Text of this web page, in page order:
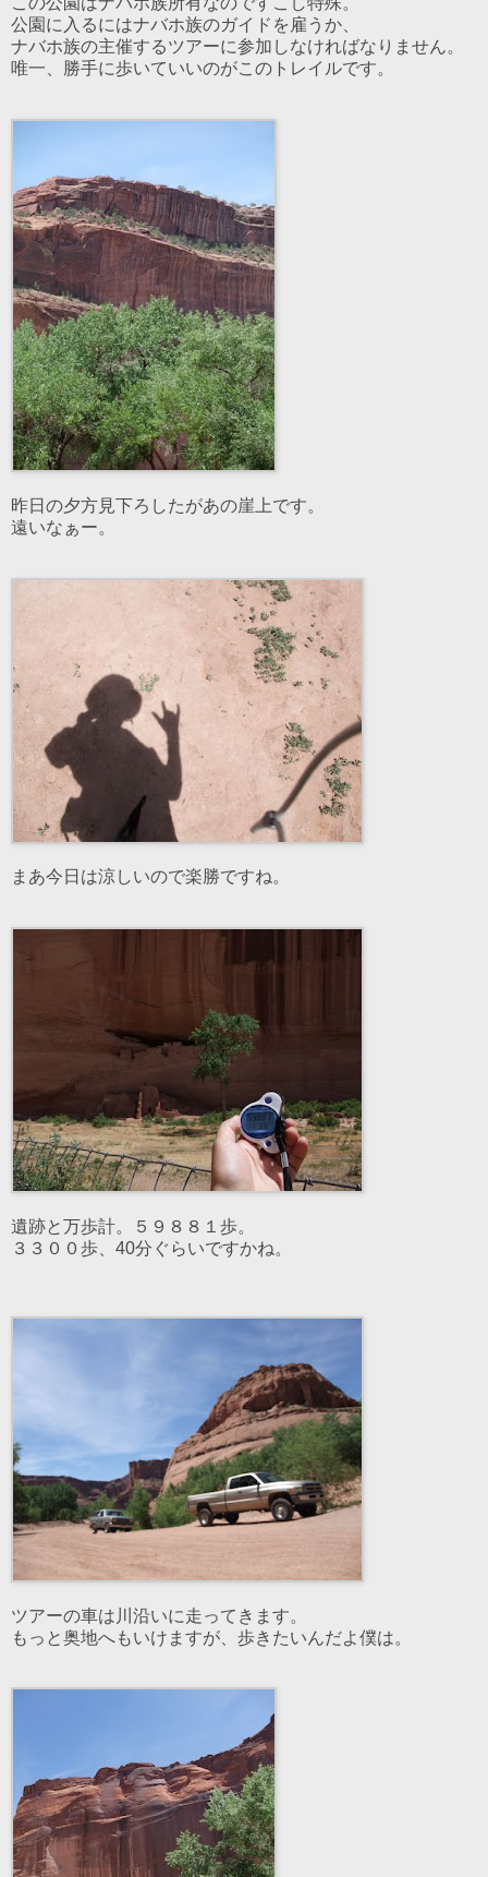
公園に入るにはナバホ族のガイドを雇うか、
ナバホ族の主催するツアーに参加しなければなりません。
唯一、勝手に歩いていいのがこのトレイルです。
昨日の夕方見下ろしたがあの崖上です。
遠いなぁー。
まあ今日は涼しいので楽勝ですね。
遺跡と万歩計。５９８８１歩。
３３００歩、40分ぐらいですかね。
ツアーの車は川沿いに走ってきます。
もっと奥地へもいけますが、歩きたいんだよ僕は。